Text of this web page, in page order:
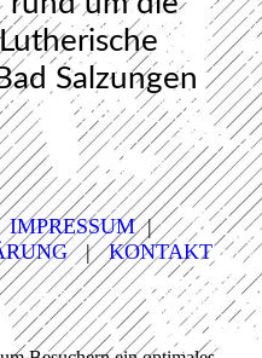
Salzungen
IMPRESSUM|
|KONTAKT